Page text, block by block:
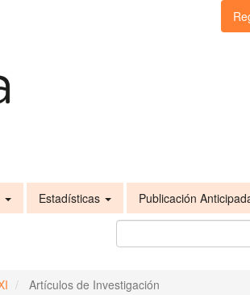
Estadísticas Publicación
Artículos de Investigación